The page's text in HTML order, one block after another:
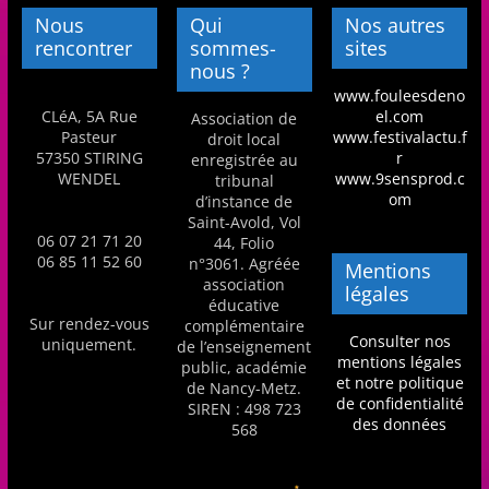
a
t
i
o
n
à
p
a
r
t
i
r
d
Nous
rencontrer
CLéA, 5A Rue
Pasteur
57350 STIRING
WENDEL
06 07 21 71 20
06 85 11 52 60
Sur rendez-vous
uniquement.
Qui
sommes-
nous ?
Association de
droit local
enregistrée au
tribunal
d’instance de
Saint-Avold, Vol
44, Folio
n°3061. Agréée
association
éducative
complémentaire
de l’enseignement
public, académie
de Nancy-Metz.
SIREN : 498 723
568
Nos autres
sites
www.fouleesdeno
el.com
www.festivalactu.f
r
www.9sensprod.c
om
Mentions
légales
Consulter nos
mentions légales
et notre politique
de confidentialité
des données